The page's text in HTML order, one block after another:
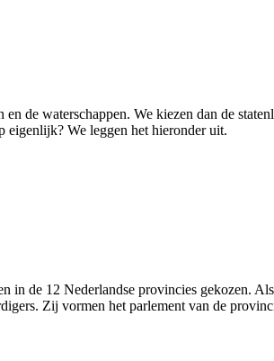
de waterschappen. We kiezen dan de
eigenlijk? We leggen het hieronder uit.
in de 12 Nederlandse provincies gekozen.
Zij vormen het parlement van de